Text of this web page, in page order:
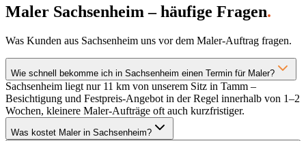
Maler Sachsenheim – häufige Fragen.
Was Kunden aus Sachsenheim uns vor dem Maler-Auftrag fragen.
Wie schnell bekomme ich in Sachsenheim einen Termin für Maler?
Sachsenheim liegt nur 11 km von unserem Sitz in Tamm –
Besichtigung und Festpreis-Angebot in der Regel innerhalb von 1–2
Wochen, kleinere Maler-Aufträge oft auch kurzfristiger.
Was kostet Maler in Sachsenheim?